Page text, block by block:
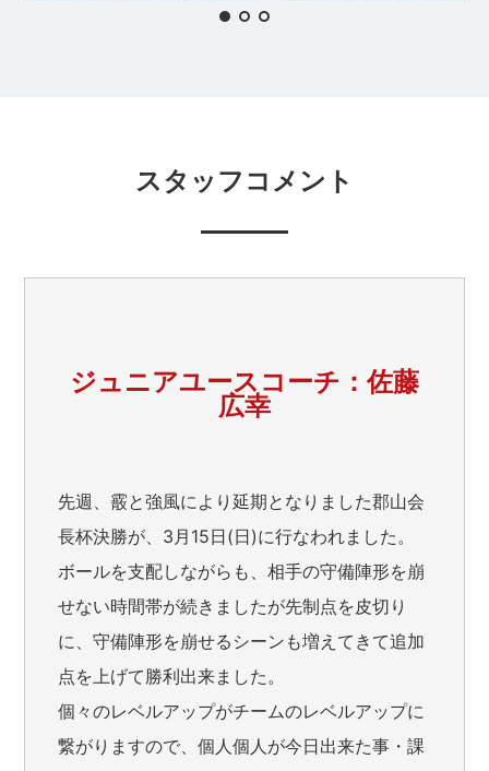
スタッフコメント
ジュニアユースコーチ：佐藤
広幸
先週、霰と強風により延期となりました郡山会
長杯決勝が、3月15日(日)に行なわれました。
ボールを支配しながらも、相手の守備陣形を崩
せない時間帯が続きましたが先制点を皮切り
に、守備陣形を崩せるシーンも増えてきて追加
点を上げて勝利出来ました。
個々のレベルアップがチームのレベルアップに
繋がりますので、個人個人が今日出来た事・課